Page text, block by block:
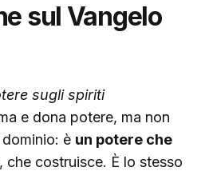
sul Vangelo
sugli spiriti
e dona potere, ma non
è un potere che
che costruisce. È lo stesso